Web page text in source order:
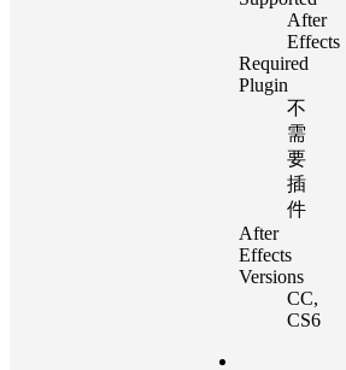
After
Effects
Required
Plugin
不
需
要
插
件
After
Effects
Versions
CC,
CS6